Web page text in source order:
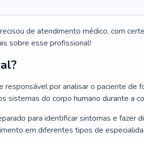
de atendimento médico, com
sobre esse profissional!
responsável por analisar o paciente de
sistemas do corpo humano durante a
para identificar sintomas e fazer
em diferentes tipos de